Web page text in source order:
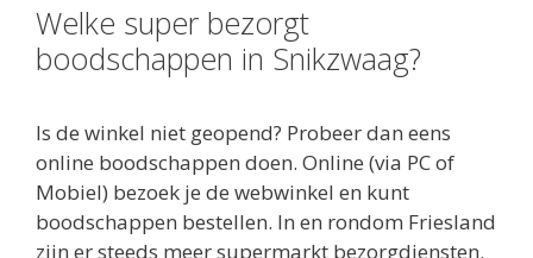
Welke super bezorgt
boodschappen in Snikzwaag?
Is de winkel niet geopend? Probeer dan eens
online boodschappen doen. Online (via PC of
Mobiel) bezoek je de webwinkel en kunt
boodschappen bestellen. In en rondom Friesland
zijn er steeds meer supermarkt bezorgdiensten.